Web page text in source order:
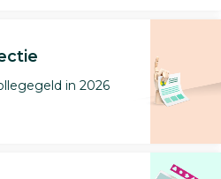
in 2026